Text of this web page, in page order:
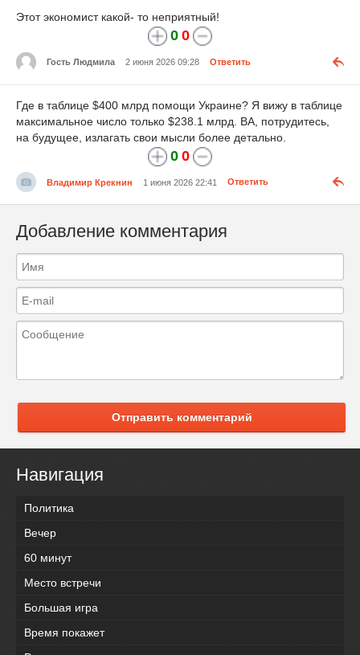
Этот экономист какой- то неприятный!
0 0
Гость Людмила 2 июня 2026 09:28 Ответить
Где в таблице $400 млрд помощи Украине? Я вижу в таблице
максимальное число только $238.1 млрд. ВА, потрудитесь,
на будущее, излагать свои мысли более детально.
0 0
Владимир Крекнин 1 июня 2026 22:41 Ответить
Добавление комментария
Отправить комментарий
Навигация
Политика
Вечер
60 минут
Место встречи
Большая игра
Время покажет